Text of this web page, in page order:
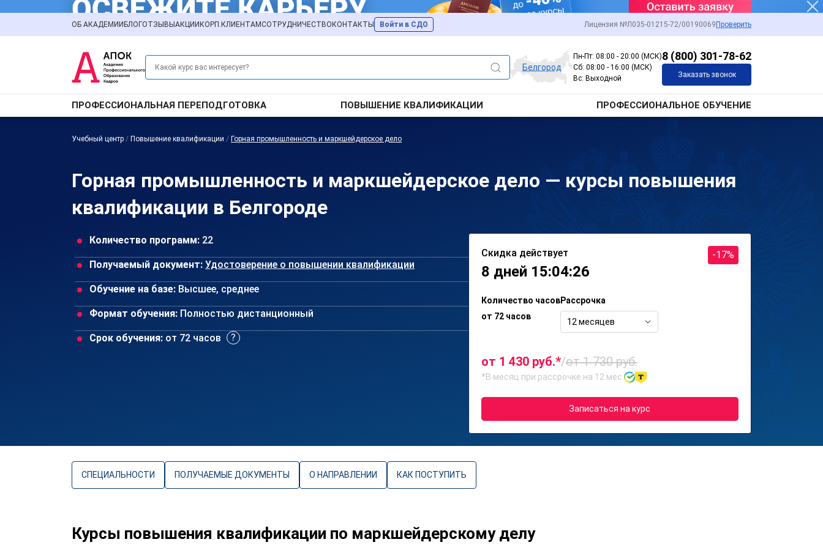
ОБ АКАДЕМИИ БЛОГОТЗЫВЫ АКЦИИ КОРП.КЛИЕНТАМСОТРУДНИЧЕСТВО КОНТАКТЫ Войти в СДО Лицензия №Л035-01215-72/00190069 Проверить
Белгород
Пн-Пт: 08:00 - 20:00 (МСК)
Сб: 08:00 - 16:00 (МСК)
Вс: Выходной
8 (800) 301-78-62
Заказать звонок
ПРОФЕССИОНАЛЬНАЯ ПЕРЕПОДГОТОВКА ПОВЫШЕНИЕ КВАЛИФИКАЦИИ ПРОФЕССИОНАЛЬНОЕ ОБУЧЕНИЕ
Учебный центр / Повышение квалификации / Горная промышленность и маркшейдерское дело
Горная промышленность и маркшейдерское дело — курсы повышения
квалификации в Белгороде
Количество программ: 22
Получаемый документ: Удостоверение о повышении квалификации
Обучение на базе: Высшее, среднее
Формат обучения: Полностью дистанционный
Срок обучения: от 72 часов
Скидка действует
8 дней 15:04:26
-17%
Количество часов
от 72 часов
Рассрочка
12 месяцев
от 1 430 руб.*/от 1 730 руб.
*В месяц при рассрочке на 12 мес.
Записаться на курс
СПЕЦИАЛЬНОСТИ ПОЛУЧАЕМЫЕ ДОКУМЕНТЫ О НАПРАВЛЕНИИ КАК ПОСТУПИТЬ
Курсы повышения квалификации по маркшейдерскому делу